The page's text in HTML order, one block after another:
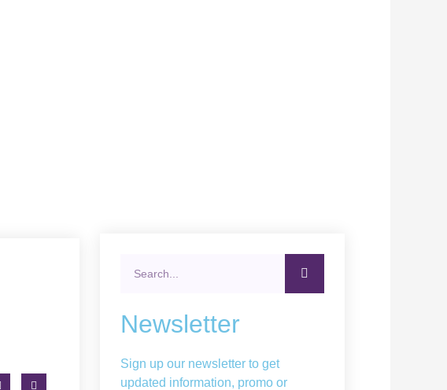
Newsletter
Sign up our newsletter to get
updated information, promo or